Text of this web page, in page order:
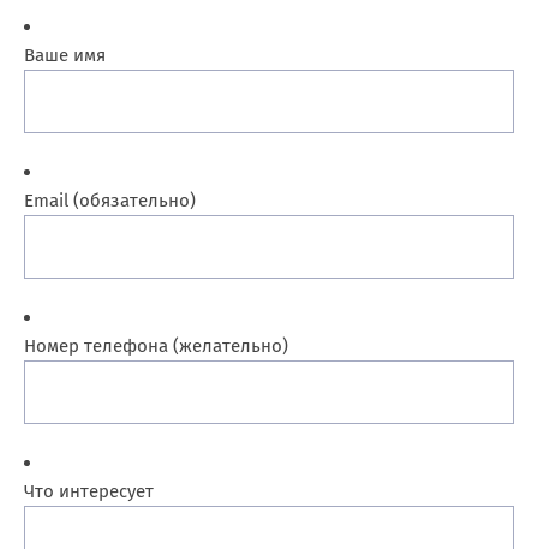
Ваше имя
Email (обязательно)
Номер телефона (желательно)
Что интересует